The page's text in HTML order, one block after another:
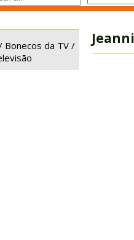
Bonecos da TV /